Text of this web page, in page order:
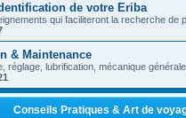
de votre Eriba
qui faciliteront la recherche de
& Maintenance
réglage, lubrification, mécanique générale,
Conseils Pratiques & Art de